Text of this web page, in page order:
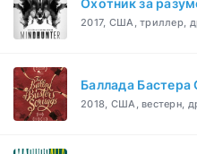
Охотник за
2017, США, триллер,
Баллада Бастера
2018, США, вестерн,